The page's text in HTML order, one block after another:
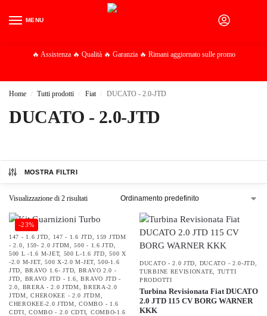
MENU
🔥 Assistenza 🔥 Qualità 🔥 Garanzia 🔥 Rimani aggiornato sulle promo
Home / Tutti prodotti / Fiat / DUCATO - 2.0-JTD
DUCATO - 2.0-JTD
MOSTRA FILTRI
Visualizzazione di 2 risultati
-23%
147 - 1.6 JTD 147 - 1.6 JTD
159 JTDM
- 2.0
159- 2.0 JTDM ,500 - 1.6 JTD
500 L -1.6 M-JET, 500 L-1.6 JTD ,500 X
-2.0 M-JET ,500 X-2.0 M-JET,500-1.6
JTD
BRAVO 1.6- JTD
BRAVO 2.0 -
JTD
BRAVO JTD - 1.6 ,BRAVO JTD -
2.0
BRERA - 2.0 JTDM ,BRERA-2.0
JTDM ,CHEROKEE - 2.0 JTDM
CHEROKEE-2.0 JTDM ,COMBO - 1.6
CDTI ,COMBO - 2.0 CDTI
COMBO-1.6
DUCATO - 2.0 JTD DUCATO - 2.0-JTD
TURBINE REVISIONATE
TUTTI
PRODOTTI
Turbina Revisionata Fiat DUCATO
2.0 JTD 115 CV BORG WARNER
KKK